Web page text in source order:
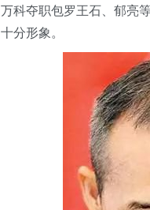
万科夺职包罗王石、郁亮
十分形象。